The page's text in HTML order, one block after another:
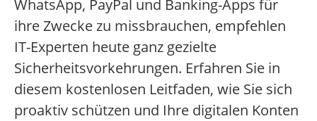
WhatsApp, PayPal und Banking-Apps für
ihre Zwecke zu missbrauchen, empfehlen
IT-Experten heute ganz gezielte
Sicherheitsvorkehrungen. Erfahren Sie in
diesem kostenlosen Leitfaden, wie Sie sich
proaktiv schützen und Ihre digitalen Konten